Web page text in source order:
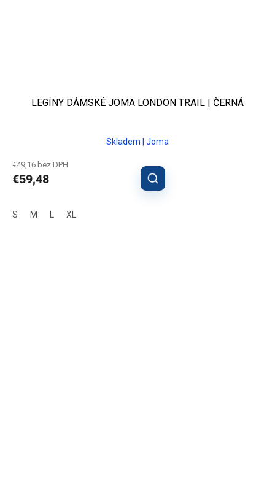
LEGÍNY DÁMSKÉ JOMA LONDON TRAIL | ČERNÁ
Skladem | Joma
€49,16 bez DPH
€59,48
S M XL